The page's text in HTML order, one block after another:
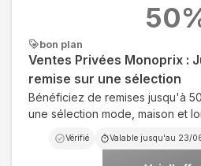
bon plan
Ventes Privées Monoprix :
remise sur une sélection
Bénéficiez de remises jusqu'à
une sélection mode, maison et
Vérifié Valable jusqu'au 23/
50